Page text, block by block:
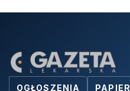
OGŁOSZENIA PAPIER